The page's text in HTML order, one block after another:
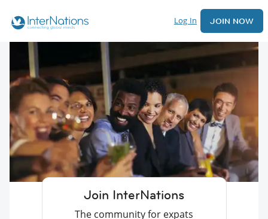
Log In JOIN NOW
Join InterNations
The community for expats